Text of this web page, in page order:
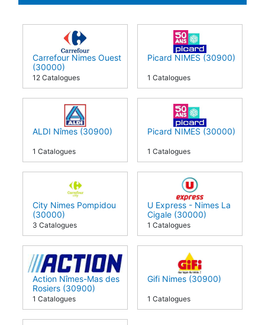
Carrefour Nimes Ouest
(30000)
12 Catalogues
Picard NIMES (30900)
1 Catalogues
ALDI Nîmes (30900)
1 Catalogues
Picard NIMES (30000)
1 Catalogues
City Nimes Pompidou
(30000)
3 Catalogues
U Express - Nimes La
Cigale (30000)
1 Catalogues
Action Nîmes-Mas des
Rosiers (30900)
1 Catalogues
Gifi Nimes (30900)
1 Catalogues